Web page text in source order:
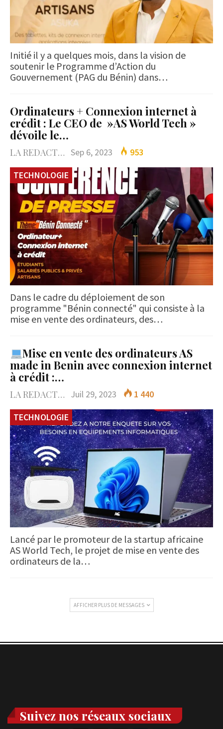
Initié il y a quelques mois, dans la vision de
soutenir le Programme d’Action du
Gouvernement (PAG du Bénin) dans…
Ordinateurs + Connexion internet à
crédit : Le CEO de »AS World Tech »
dévoile le…
LA REDACTION Sep 6, 2023
953
TECHNOLOGIE
Dans le cadre du déploiement de son
programme "Bénin connecté" qui consiste à la
mise en vente des ordinateurs, des…
Mise en vente des ordinateurs AS
made in Benin avec connexion internet
à crédit :…
LA REDACTION Juil 29, 2023
1 440
TECHNOLOGIE
Lancé par le promoteur de la startup africaine
AS World Tech, le projet de mise en vente des
ordinateurs de la…
AFFICHER PLUS DE MESSAGES
Suivez nos réseaux sociaux